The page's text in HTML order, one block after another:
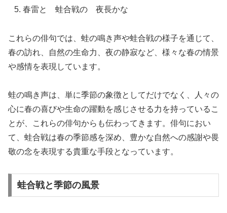
春雷と 蛙合戦の 夜長かな
これらの俳句では、蛙の鳴き声や蛙合戦の様子を通じて、
春の訪れ、自然の生命力、夜の静寂など、様々な春の情景
や感情を表現しています。
蛙の鳴き声は、単に季節の象徴としてだけでなく、人々の
心に春の喜びや生命の躍動を感じさせる力を持っているこ
とが、これらの俳句からも伝わってきます。俳句におい
て、蛙合戦は春の季節感を深め、豊かな自然への感謝や畏
敬の念を表現する貴重な手段となっています。
蛙合戦と季節の風景